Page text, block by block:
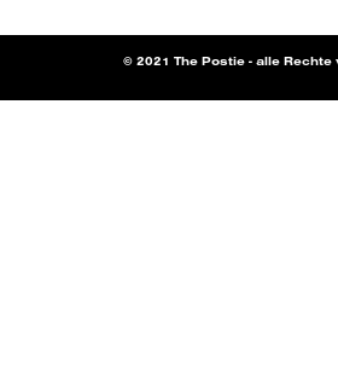
© 2021 The Postie - alle Rechte